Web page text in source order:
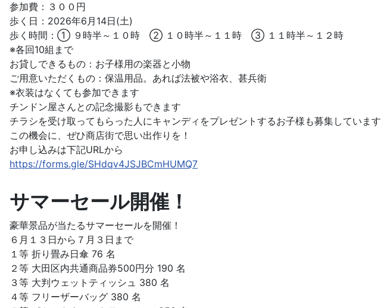
参加費：３００円
歩く日：2026年6月14日(土)
歩く時間：① ９時半～１０時 ② １０時半～１１時 ③ １１時半～１２時
※各回10組まで
お貸しできるもの：お子様用の楽器と小物
ご用意いただくもの：保温用品。あれば法被や浴衣、甚兵衛
※衣装はなくても参加できます
チンドン屋さんとの記念撮影もできます
チラシを受け取ってもらった人にキャンディをプレゼントするお子様も募集しています
この機会に、ぜひ商店街で思い出作りを！
お申し込みは下記URLから
https://forms.gle/SHdqv4JSJBCmHUMQ7
サマーセール開催！
豪華景品が当たるサマーセールを開催！
６月１３日から７月３日まで
１等 折り畳み日傘 76 名
２等 大田区内共通商品券500円分 190 名
３等 大判ウェットティッシュ 380 名
４等 フリーザーバッグ 380 名